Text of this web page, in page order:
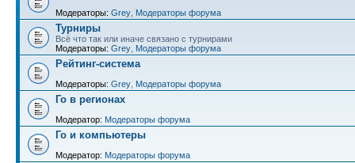
Модераторы: Grey Модераторы форума
Турниры
Всё что так или иначе связано с турнирами
Модераторы: Grey Модераторы форума
Рейтинг-система
Модераторы: Grey Модераторы форума
Го в регионах
Модератор: Модераторы форума
Го и компьютеры
Модератор: Модераторы форума